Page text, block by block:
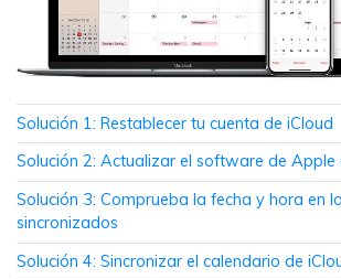
Mutsapper (Alias:
Transfiere datos de
WhatsApp Business sin
valores de fábrica.
MobileTrans App
Transfiere datos del
iOS y Android.
Solución 1: Restablecer tu cuenta de iCloud
Solución 2: Actualizar el software de
Solución 3: Comprueba la fecha y hora en
sincronizados
Solución 4: Sincronizar el calendario de